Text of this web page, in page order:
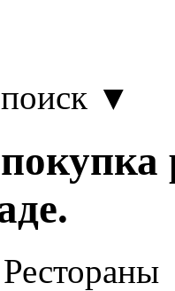
▼
Рестораны